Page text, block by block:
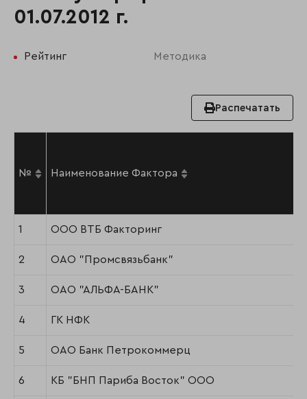
01.07.2012 г.
Рейтинг Методика
Распечатать
№ Наименование Фактора
1 ООО ВТБ Факторинг
2 ОАО "Промсвязьбанк"
3 ОАО "АЛЬФА-БАНК"
4 ГК НФК
5 ОАО Банк Петрокоммерц
6 КБ "БНП Париба Восток" ООО